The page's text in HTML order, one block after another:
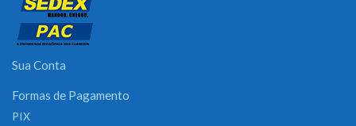
Sua Conta
Formas de Pagamento
PIX